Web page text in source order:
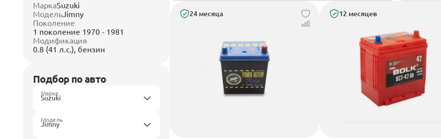
МаркаSuzuki
МодельJimny
Поколение
1 поколение 1970 - 1981
Модификация
0.8 (41 л.с.), бензин
Подбор по авто
Марка
Модель
24 месяца 12 месяцев